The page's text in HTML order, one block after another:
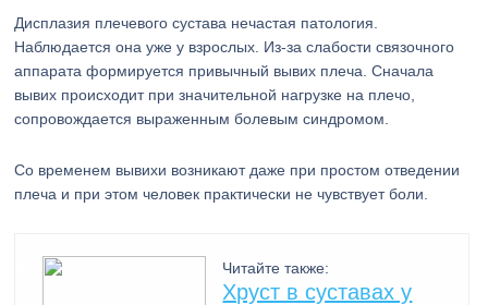
Дисплазия плечевого сустава нечастая патология.
Наблюдается она уже у взрослых. Из-за слабости связочного
аппарата формируется привычный вывих плеча. Сначала
вывих происходит при значительной нагрузке на плечо,
сопровождается выраженным болевым синдромом.
Со временем вывихи возникают даже при простом отведении
плеча и при этом человек практически не чувствует боли.
Читайте также:
Хруст в суставах у